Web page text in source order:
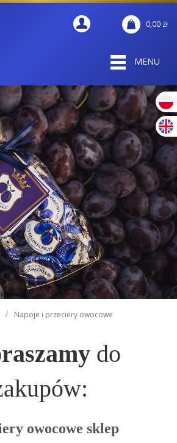
0,00 zł
MENU
Napoje i przeciery owocowe
do
owocowe sklep